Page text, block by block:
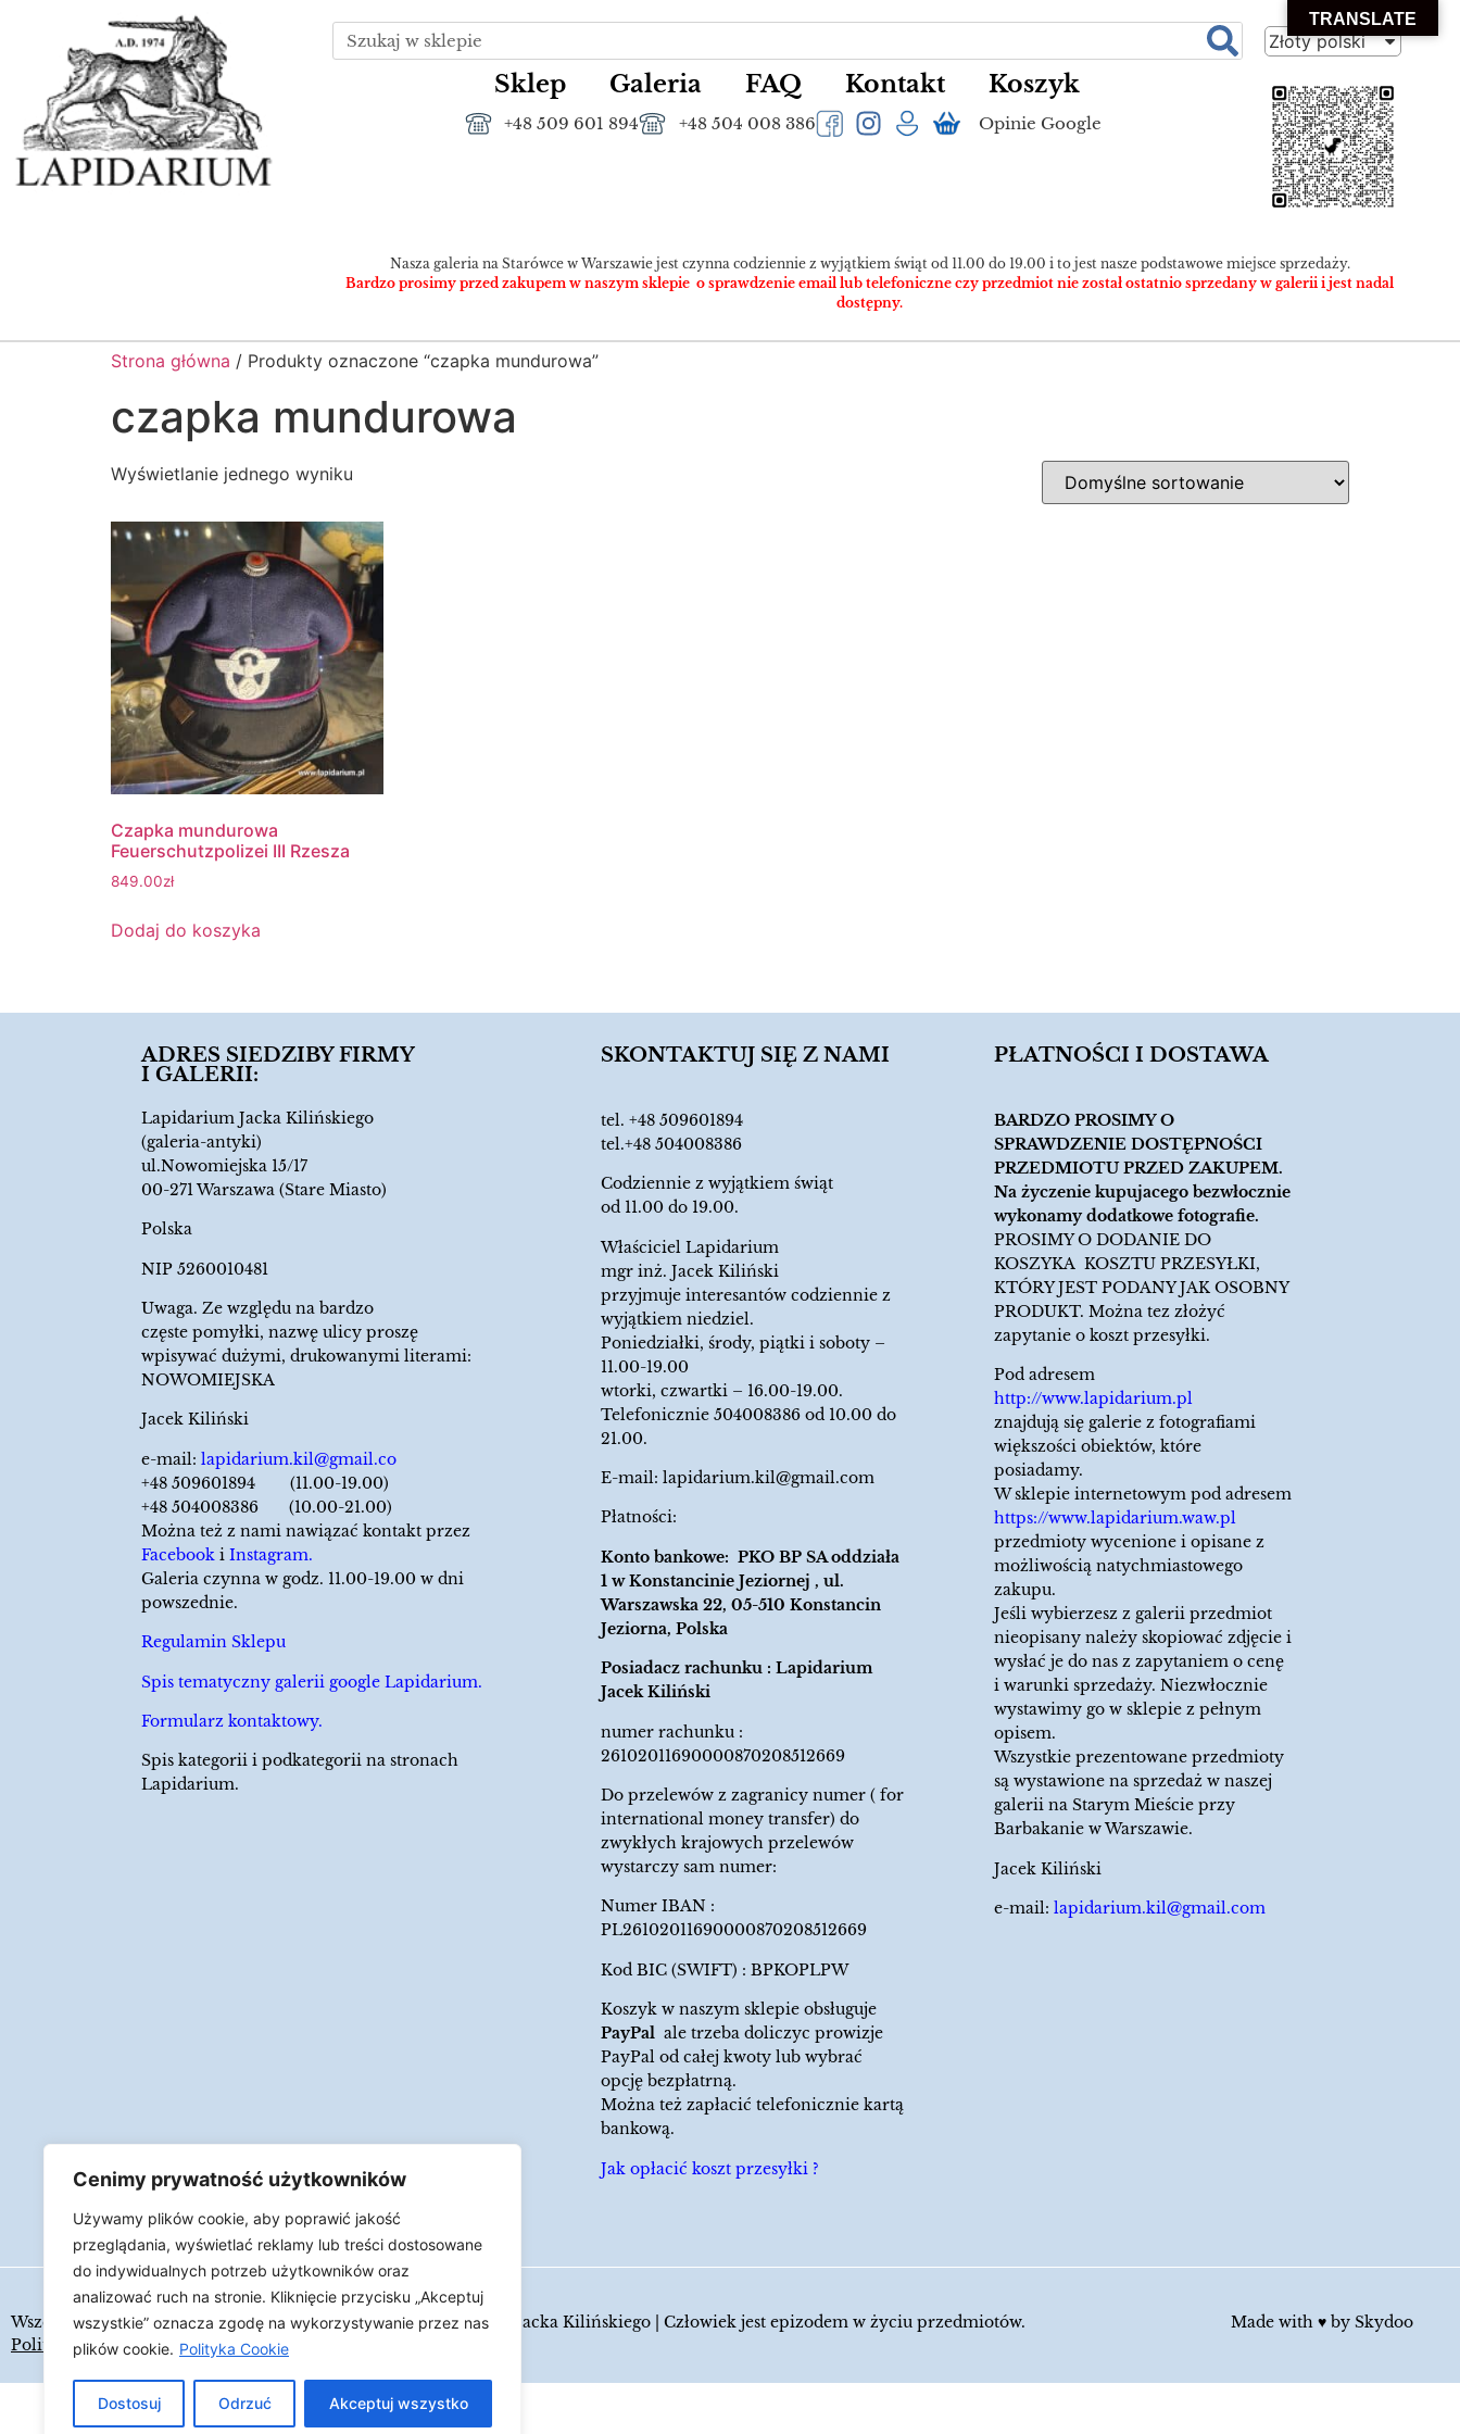
Cenimy prywatność użytkowników
Używamy plików cookie, aby poprawić jakość
przeglądania, wyświetlać reklamy lub treści dostosowane
do indywidualnych potrzeb użytkowników oraz
analizować ruch na stronie. Kliknięcie przycisku „Akceptuj
wszystkie” oznacza zgodę na wykorzystywanie przez nas
plików cookie. Polityka Cookie
Dostosuj Odrzuć Akceptuj wszystko
Sklep Galeria FAQ Kontakt Koszyk
+48 509 601 894 +48 504 008 386 Opinie Google
Złoty polski
Nasza galeria na Starówce w Warszawie jest czynna codziennie z wyjątkiem świąt od 11.00 do 19.00 i to jest nasze podstawowe miejsce sprzedaży.
Bardzo prosimy przed zakupem w naszym sklepie o sprawdzenie email lub telefoniczne czy przedmiot nie został ostatnio sprzedany w galerii i jest nadal
dostępny.
Strona główna / Produkty oznaczone “czapka mundurowa”
czapka mundurowa
Wyświetlanie jednego wyniku
Czapka mundurowa
Feuerschutzpolizei III Rzesza
849.00zł
Dodaj do koszyka
ADRES SIEDZIBY FIRMY
I GALERII:
Lapidarium Jacka Kilińskiego
(galeria-antyki)
ul.Nowomiejska 15/17
00-271 Warszawa (Stare Miasto)
Polska
NIP 5260010481
Uwaga. Ze względu na bardzo
częste pomyłki, nazwę ulicy proszę
wpisywać dużymi, drukowanymi literami:
NOWOMIEJSKA
Jacek Kiliński
e-mail: lapidarium.kil@gmail.co
+48 509601894 (11.00-19.00)
+48 504008386 (10.00-21.00)
Można też z nami nawiązać kontakt przez
Facebook i Instagram.
Galeria czynna w godz. 11.00-19.00 w dni
powszednie.
Regulamin Sklepu
Spis tematyczny galerii google Lapidarium.
Formularz kontaktowy.
Spis kategorii i podkategorii na stronach
Lapidarium.
SKONTAKTUJ SIĘ Z NAMI
tel.+48 509601894
tel.+48 504008386
Codziennie z wyjątkiem świąt
od 11.00 do 19.00.
Właściciel Lapidarium
mgr inż. Jacek Kiliński
przyjmuje interesantów codziennie z
wyjątkiem niedziel.
Poniedziałki, środy, piątki i soboty –
11.00-19.00
wtorki, czwartki – 16.00-19.00.
Telefonicznie 504008386 od 10.00 do
21.00.
E-mail:lapidarium.kil@gmail.com
Płatności:
Konto bankowe: PKO BP SA oddziała
1 w Konstancinie Jeziornej , ul.
Warszawska 22, 05-510 Konstancin
Jeziorna, Polska
Posiadacz rachunku : Lapidarium
Jacek Kiliński
numer rachunku :
26102011690000870208512669
Do przelewów z zagranicy numer ( for
international money transfer) do
zwykłych krajowych przelewów
wystarczy sam numer:
Numer IBAN :
PL26102011690000870208512669
Kod BIC (SWIFT) : BPKOPLPW
Koszyk w naszym sklepie obsługuje
PayPal ale trzeba doliczyc prowizje
PayPal od całej kwoty lub wybrać
opcję bezpłatrną.
Można też zapłacić telefonicznie kartą
bankową.
Jak opłacić koszt przesyłki ?
PŁATNOŚCI I DOSTAWA
BARDZO PROSIMY O
SPRAWDZENIE DOSTĘPNOŚCI
PRZEDMIOTU PRZED ZAKUPEM.
Na życzenie kupujacego bezwłocznie
wykonamy dodatkowe fotografie.
PROSIMY O DODANIE DO
KOSZYKA KOSZTU PRZESYŁKI,
KTÓRY JEST PODANY JAK OSOBNY
PRODUKT. Można tez złożyć
zapytanie o koszt przesyłki.
Pod adresem
http://www.lapidarium.pl
znajdują się galerie z fotografiami
większości obiektów, które
posiadamy.
W sklepie internetowym pod adresem
https://www.lapidarium.waw.pl
przedmioty wycenione i opisane z
możliwością natychmiastowego
zakupu.
Jeśli wybierzesz z galerii przedmiot
nieopisany należy skopiować zdjęcie i
wysłać je do nas z zapytaniem o cenę
i warunki sprzedaży. Niezwłocznie
wystawimy go w sklepie z pełnym
opisem.
Wszystkie prezentowane przedmioty
są wystawione na sprzedaż w naszej
galerii na Starym Mieście przy
Barbakanie w Warszawie.
Jacek Kiliński
e-mail: lapidarium.kil@gmail.com
Wszelkie prawa zastrzeżone
Polityka Cookies
LAPIDARIUM Jacka Kilińskiego | Człowiek jest epizodem w życiu przedmiotów. Made with ♥︎ bySkydoo
TRANSLATE